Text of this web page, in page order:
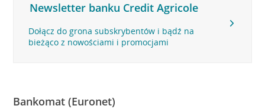
Newsletter banku Credit Agricole
Dołącz do grona subskrybentów i bądź na
bieżąco z nowościami i promocjami
Bankomat (Euronet)